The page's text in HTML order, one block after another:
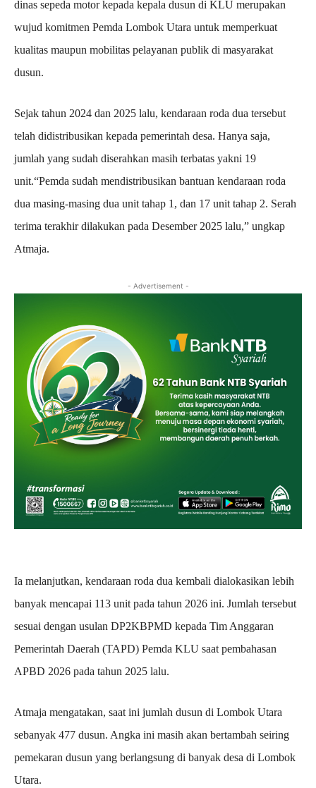
dinas sepeda motor kepada kepala dusun di KLU merupakan
wujud komitmen Pemda Lombok Utara untuk memperkuat
kualitas maupun mobilitas pelayanan publik di masyarakat
dusun.
Sejak tahun 2024 dan 2025 lalu, kendaraan roda dua tersebut
telah didistribusikan kepada pemerintah desa. Hanya saja,
jumlah yang sudah diserahkan masih terbatas yakni 19
unit.“Pemda sudah mendistribusikan bantuan kendaraan roda
dua masing-masing dua unit tahap 1, dan 17 unit tahap 2. Serah
terima terakhir dilakukan pada Desember 2025 lalu,” ungkap
Atmaja.
- Advertisement -
Ia melanjutkan, kendaraan roda dua kembali dialokasikan lebih
banyak mencapai 113 unit pada tahun 2026 ini. Jumlah tersebut
sesuai dengan usulan DP2KBPMD kepada Tim Anggaran
Pemerintah Daerah (TAPD) Pemda KLU saat pembahasan
APBD 2026 pada tahun 2025 lalu.
Atmaja mengatakan, saat ini jumlah dusun di Lombok Utara
sebanyak 477 dusun. Angka ini masih akan bertambah seiring
pemekaran dusun yang berlangsung di banyak desa di Lombok
Utara.